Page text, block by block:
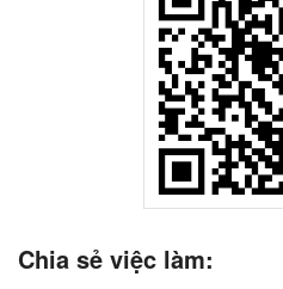
Chia sẻ việc làm: